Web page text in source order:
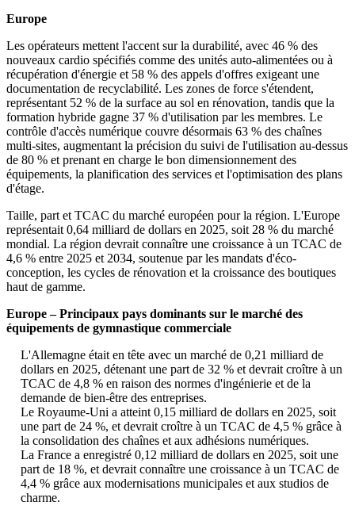
Europe
Les opérateurs mettent l'accent sur la durabilité, avec 46 % des
nouveaux cardio spécifiés comme des unités auto-alimentées ou à
récupération d'énergie et 58 % des appels d'offres exigeant une
documentation de recyclabilité. Les zones de force s'étendent,
représentant 52 % de la surface au sol en rénovation, tandis que la
formation hybride gagne 37 % d'utilisation par les membres. Le
contrôle d'accès numérique couvre désormais 63 % des chaînes
multi-sites, augmentant la précision du suivi de l'utilisation au-dessus
de 80 % et prenant en charge le bon dimensionnement des
équipements, la planification des services et l'optimisation des plans
d'étage.
Taille, part et TCAC du marché européen pour la région. L'Europe
représentait 0,64 milliard de dollars en 2025, soit 28 % du marché
mondial. La région devrait connaître une croissance à un TCAC de
4,6 % entre 2025 et 2034, soutenue par les mandats d'éco-
conception, les cycles de rénovation et la croissance des boutiques
haut de gamme.
Europe – Principaux pays dominants sur le marché des
équipements de gymnastique commerciale
L'Allemagne était en tête avec un marché de 0,21 milliard de
dollars en 2025, détenant une part de 32 % et devrait croître à un
TCAC de 4,8 % en raison des normes d'ingénierie et de la
demande de bien-être des entreprises.
Le Royaume-Uni a atteint 0,15 milliard de dollars en 2025, soit
une part de 24 %, et devrait croître à un TCAC de 4,5 % grâce à
la consolidation des chaînes et aux adhésions numériques.
La France a enregistré 0,12 milliard de dollars en 2025, soit une
part de 18 %, et devrait connaître une croissance à un TCAC de
4,4 % grâce aux modernisations municipales et aux studios de
charme.